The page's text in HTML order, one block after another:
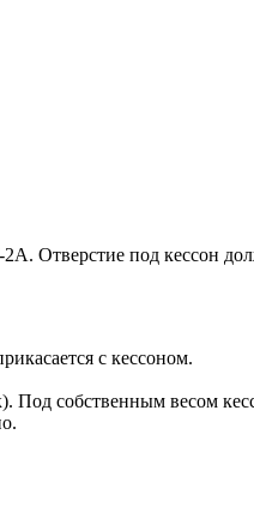
2А. Отверстие под кессон
с кессоном.
собственным весом